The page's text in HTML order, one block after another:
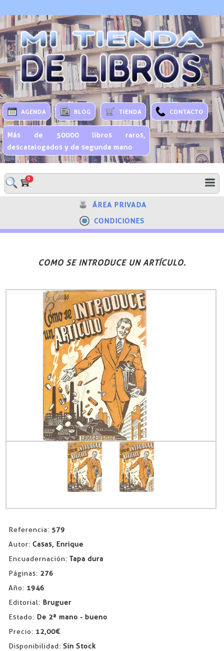
AGENDA BLOG TIENDA CONTACTO
Más de 50000 libros raros,
descatalogados y de segunda mano
0
ÁREA PRIVADA
CONDICIONES
COMO SE INTRODUCE UN ARTÍCULO.
Referencia: 579
Autor: Casas, Enrique
Encuadernación: Tapa dura
Páginas: 276
Año: 1946
Editorial: Bruguer
Estado: De 2ª mano - bueno
Precio: 12,00€
Disponibilidad: Sin Stock